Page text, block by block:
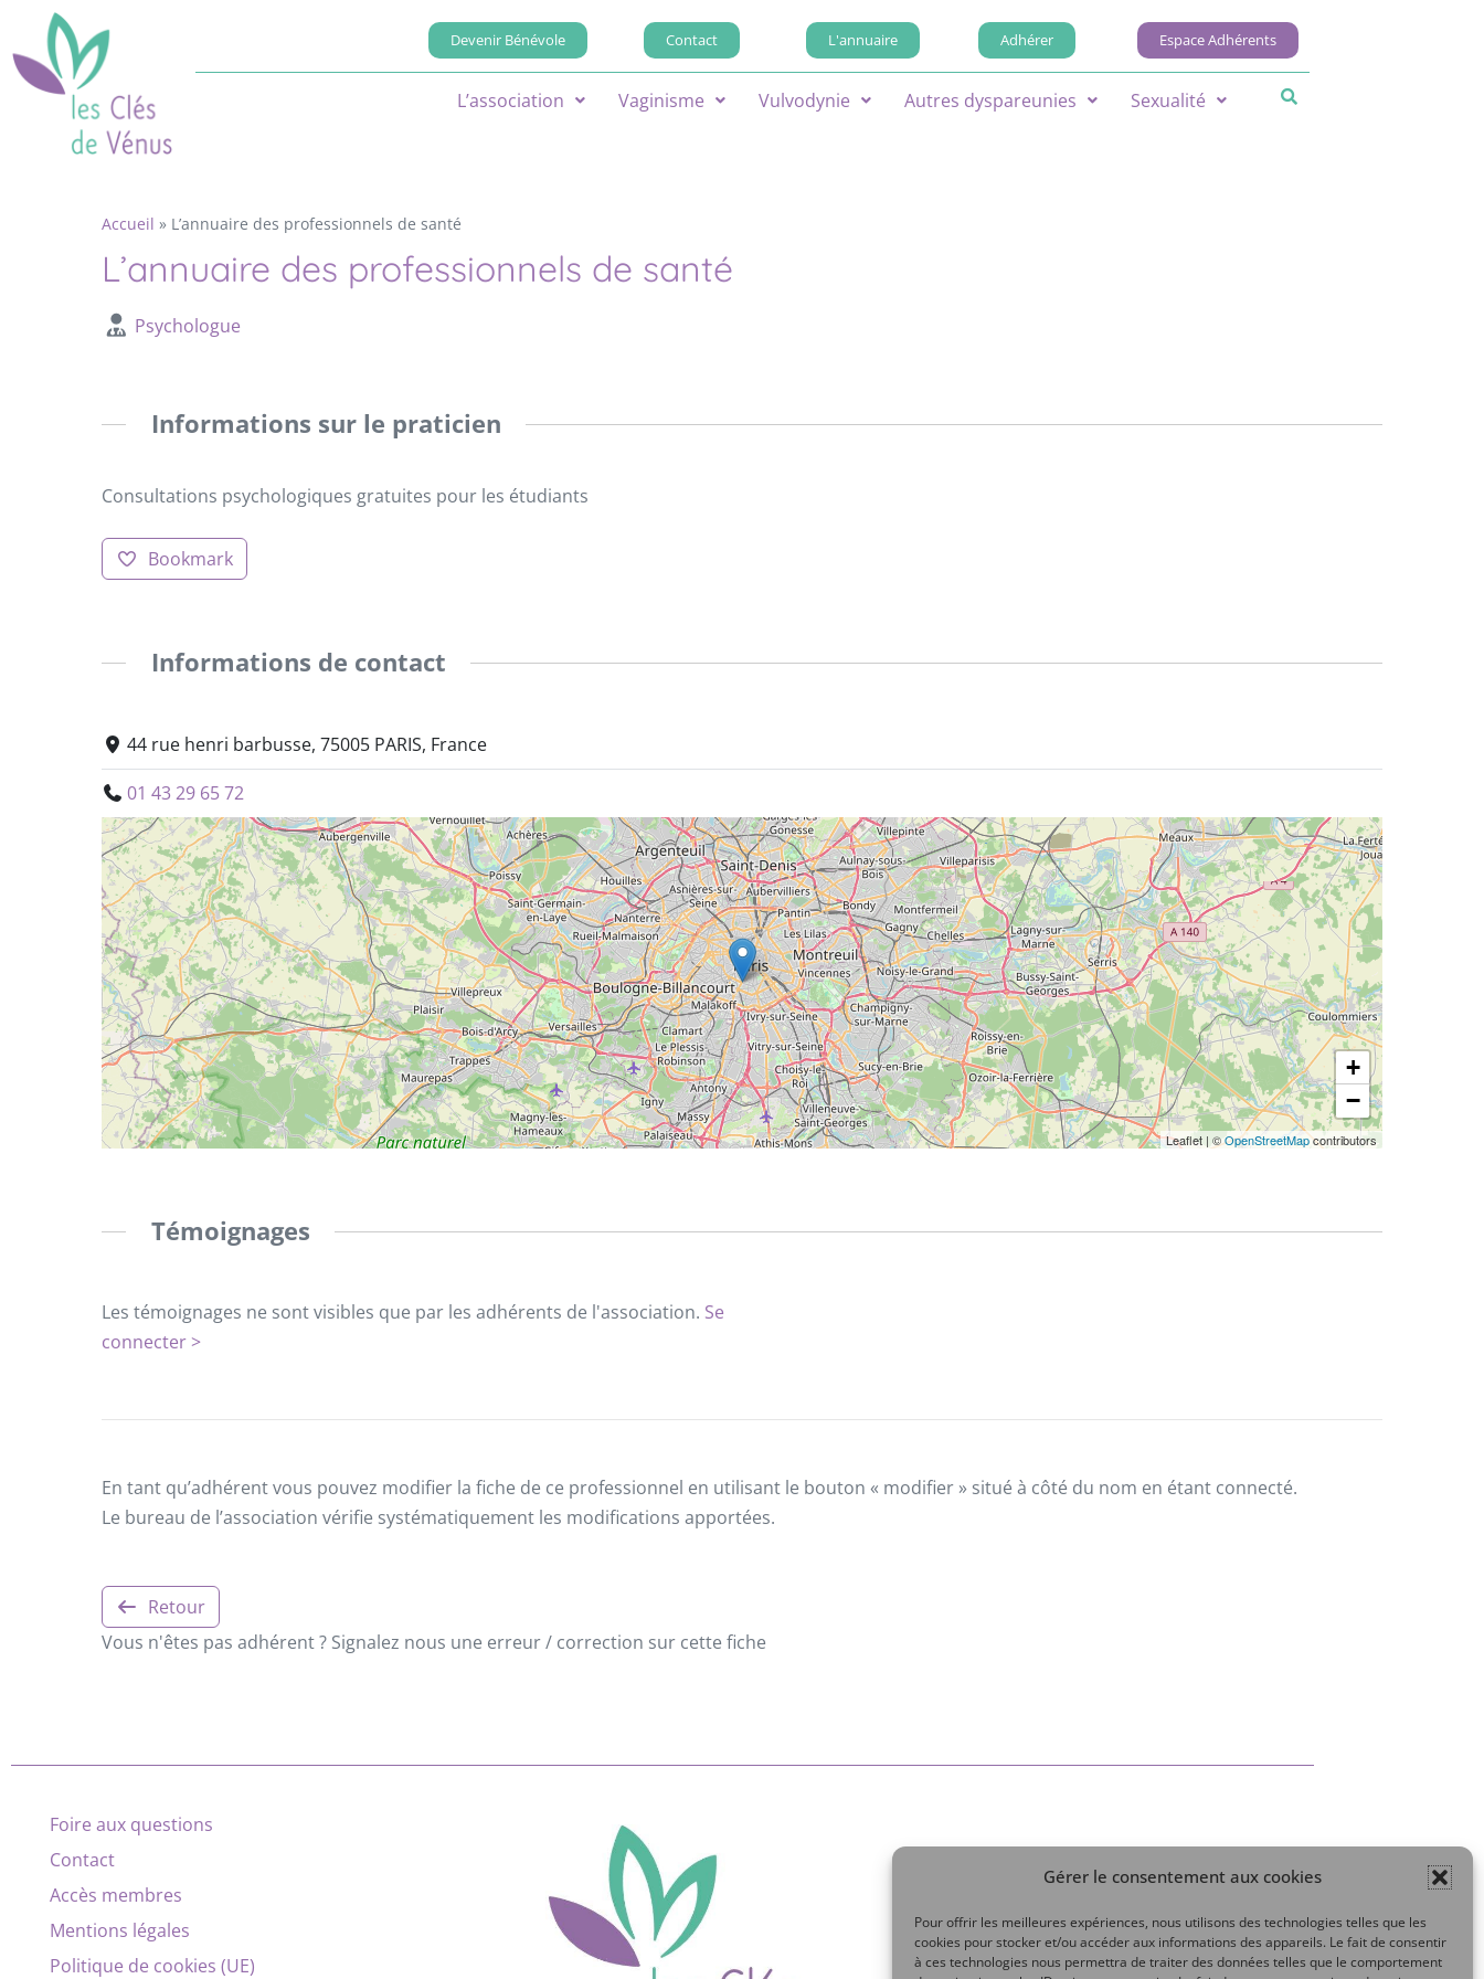
Gérer le consentement aux cookies
Pour offrir les meilleures expériences, nous utilisons des technologies telles que les
cookies pour stocker et/ou accéder aux informations des appareils. Le fait de consentir
à ces technologies nous permettra de traiter des données telles que le comportement
Devenir Bénévole Contact L'annuaire Adhérer Espace Adhérents
L’association Vaginisme Vulvodynie Autres dyspareunies Sexualité
Accueil » L’annuaire des professionnels de santé
L’annuaire des professionnels de santé
Psychologue
Informations sur le praticien
Consultations psychologiques gratuites pour les étudiants
Bookmark
Informations de contact
44 rue henri barbusse, 75005 PARIS, France
01 43 29 65 72
+
−
Leaflet | ©OpenStreetMapcontributors
Témoignages
Les témoignages ne sont visibles que par les adhérents de l'association. Se
connecter >
En tant qu’adhérent vous pouvez modifier la fiche de ce professionnel en utilisant le bouton « modifier » situé à côté du nom en étant connecté.
Le bureau de l’association vérifie systématiquement les modifications apportées.
Retour
Vous n'êtes pas adhérent ? Signalez nous une erreur / correction sur cette fiche
Foire aux questions
Contact
Accès membres
Mentions légales
Politique de cookies (UE)
Mon compte